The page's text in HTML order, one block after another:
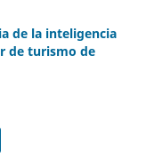
de la inteligencia
de turismo de